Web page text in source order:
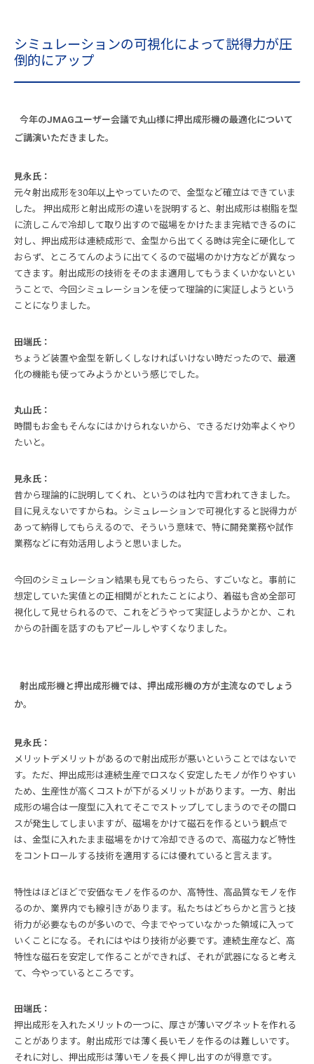
シミュレーションの可視化によって説得力が圧
倒的にアップ
今年のJMAGユーザー会議で丸山様に押出成形機の最適化について
ご講演いただきました。
見永氏：
元々射出成形を30年以上やっていたので、金型など確立はできていま
した。 押出成形と射出成形の違いを説明すると、射出成形は樹脂を型
に流しこんで冷却して取り出すので磁場をかけたまま完結できるのに
対し、押出成形は連続成形で、金型から出てくる時は完全に硬化して
おらず、ところてんのように出てくるので磁場のかけ方などが異なっ
てきます。射出成形の技術をそのまま適用してもうまくいかないとい
うことで、今回シミュレーションを使って理論的に実証しようという
ことになりました。
田端氏：
ちょうど装置や金型を新しくしなければいけない時だったので、最適
化の機能も使ってみようかという感じでした。
丸山氏：
時間もお金もそんなにはかけられないから、できるだけ効率よくやり
たいと。
見永氏：
昔から理論的に説明してくれ、というのは社内で言われてきました。
目に見えないですからね。シミュレーションで可視化すると説得力が
あって納得してもらえるので、そういう意味で、特に開発業務や試作
業務などに有効活用しようと思いました。
今回のシミュレーション結果も見てもらったら、すごいなと。事前に
想定していた実値との正相関がとれたことにより、着磁も含め全部可
視化して見せられるので、これをどうやって実証しようかとか、これ
からの計画を話すのもアピールしやすくなりました。
射出成形機と押出成形機では、押出成形機の方が主流なのでしょう
か。
見永氏：
メリットデメリットがあるので射出成形が悪いということではないで
す。ただ、押出成形は連続生産でロスなく安定したモノが作りやすい
ため、生産性が高くコストが下がるメリットがあります。一方、射出
成形の場合は一度型に入れてそこでストップしてしまうのでその間ロ
スが発生してしまいますが、磁場をかけて磁石を作るという観点で
は、金型に入れたまま磁場をかけて冷却できるので、高磁力など特性
をコントロールする技術を適用するには優れていると言えます。
特性はほどほどで安価なモノを作るのか、高特性、高品質なモノを作
るのか、業界内でも線引きがあります。私たちはどちらかと言うと技
術力が必要なものが多いので、今までやっていなかった領域に入って
いくことになる。それにはやはり技術が必要です。連続生産など、高
特性な磁石を安定して作ることができれば、それが武器になると考え
て、今やっているところです。
田端氏：
押出成形を入れたメリットの一つに、厚さが薄いマグネットを作れる
ことがあります。射出成形では薄く長いモノを作るのは難しいです。
それに対し、押出成形は薄いモノを長く押し出すのが得意です。